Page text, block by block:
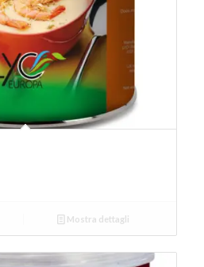
Mostra dettagli